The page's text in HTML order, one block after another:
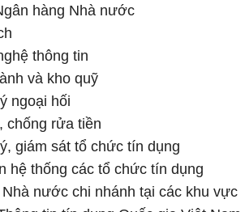
hàng Nhà nước
thông tin
và kho quỹ
ngoại hối
chống rửa tiền
giám sát tổ chức tín dụng
hệ thống các tổ chức tín dụng
nước chi nhánh tại các khu vực